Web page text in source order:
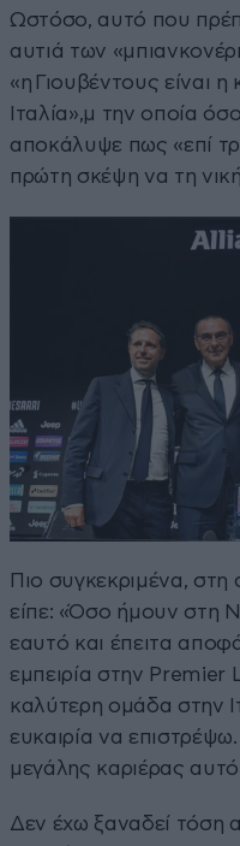
Ωστόσο, αυτό που
αυτιά των
«η Γιουβέντους είναι
Ιταλία»,μ την οποία
αποκάλυψε πως «επί
πρώτη σκέψη να τη
Πιο συγκεκριμένα,
είπε: «Όσο ήμουν στη
εαυτό και έπειτα
εμπειρία στην Premier
καλύτερη ομάδα στην
ευκαιρία να
μεγάλης καριέρας
Δεν έχω ξαναδεί τόση